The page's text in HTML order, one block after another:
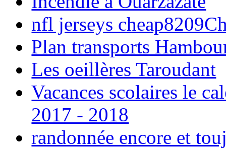
nfl jerseys
Plan transports
Les oeillères Taroudant
Vacances scolaires le
2017 - 2018
randonnée encore et